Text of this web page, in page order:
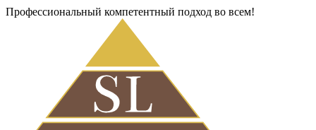
Профессиональный компетентный подход во всем!